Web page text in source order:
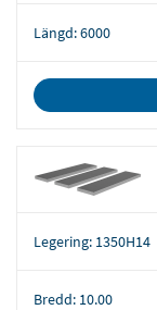
Längd:6000
Legering: 1350H14
Bredd: 10.00